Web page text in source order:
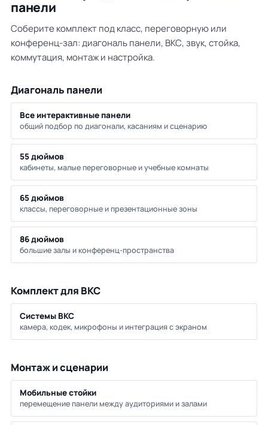
панели
Соберите комплект под класс, переговорную или
конференц-зал: диагональ панели, ВКС, звук, стойка,
коммутация, монтаж и настройка.
Диагональ панели
Все интерактивные панели
общий подбор по диагонали, касаниям и сценарию
55 дюймов
кабинеты, малые переговорные и учебные комнаты
65 дюймов
классы, переговорные и презентационные зоны
86 дюймов
большие залы и конференц-пространства
Комплект для ВКС
Системы ВКС
камера, кодек, микрофоны и интеграция с экраном
Монтаж и сценарии
Мобильные стойки
перемещение панели между аудиториями и залами